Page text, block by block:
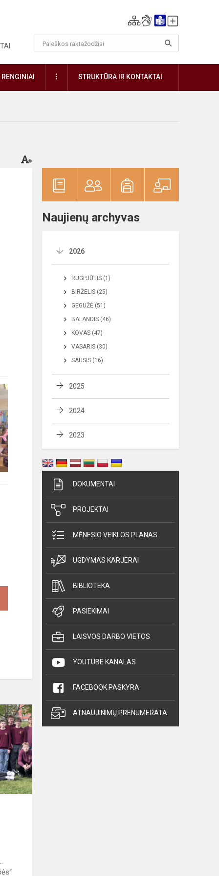
RENGINIAI DAUGIAUSTRUKTŪRA IR KONTAKTAI
„Metų
klasės“
balandžio
mėn.
rezultatai
Naujienų archyvas
2026
RUGPJŪTIS (1)
BIRŽELIS (25)
GEGUŽĖ (51)
BALANDIS (46)
KOVAS (47)
VASARIS (30)
SAUSIS (16)
2025
2024
2023
DOKUMENTAI
PROJEKTAI
MĖNESIO VEIKLOS PLANAS
UGDYMAS KARJERAI
BIBLIOTEKA
PASIEKIMAI
LAISVOS DARBO VIETOS
YOUTUBE KANALAS
FACEBOOK PASKYRA
ATNAUJINIMŲ PRENUMERATA